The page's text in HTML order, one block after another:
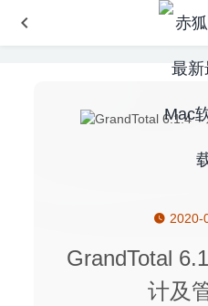
2020-
GrandTotal
计及
MiniNote Pro 5.9.1 – 优秀
Cisdem Duplicate Finder
及清理工具
ImageRanger Pro Edition